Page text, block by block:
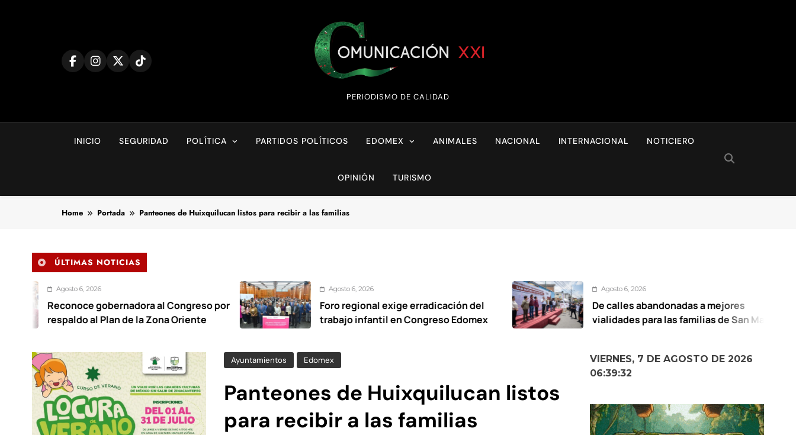
Comunicación XXI
PERIODISMO DE CALIDAD
INICIO SEGURIDAD POLÍTICA PARTIDOS POLÍTICOS EDOMEX ANIMALES NACIONAL INTERNACIONAL NOTICIERO
OPINIÓN TURISMO
Home Portada Panteones de Huixquilucan listos para recibir a las familias
ÚLTIMAS NOTICIAS
gobernadora al Congreso por
al Plan de la Zona Oriente
Agosto 6, 2026
Foro regional exige erradicación del
trabajo infantil en Congreso Edomex
Agosto 6, 2026
De calles abandonadas a mejores
vialidades para las familias de San Mateo
Ayuntamientos Edomex
Panteones de Huixquilucan listos
para recibir a las familias
VIERNES, 7 DE AGOSTO DE 2026
06:39:34